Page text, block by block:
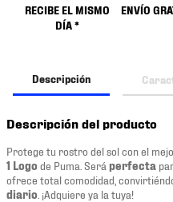
RECIBE EL MISMO
DÍA *
ENVÍO
Descripción
Descripción del producto
Protege tu rostro del sol con el
1 Logo de Puma. Será perfecta
ofrece total comodidad,
diario . ¡Adquiere ya la tuya!